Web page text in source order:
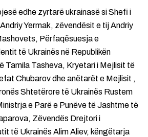
edhe zyrtarë ukrainasë si Shefi i
Yermak, zëvendësit e tij Andriy
Përfaqësuesja e
të Ukrainës në Republikën
Tamila Tasheva, Kryetari i Mejlisit të
Chubarov dhe anëtarët e Mejlisit ,
Shtetërore të Ukrainës Rustem
e Parë e Punëve të Jashtme të
Zëvendës Drejtori i
të Ukrainës Alim Aliev, këngëtarja